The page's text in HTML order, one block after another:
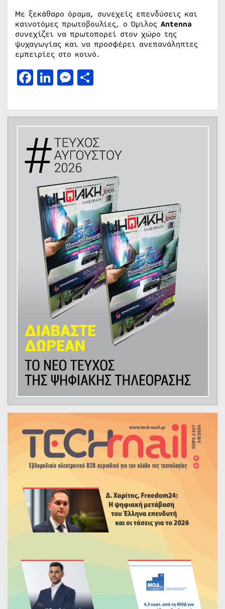
Με ξεκάθαρο όραμα, συνεχείς επενδύσεις και
καινοτόμες πρωτοβουλίες, ο Όμιλος Antenna
συνεχίζει να πρωτοπορεί στον χώρο της
ψυχαγωγίας και να προσφέρει ανεπανάληπτες
εμπειρίες στο κοινό.
Facebook
LinkedIn
Messenger